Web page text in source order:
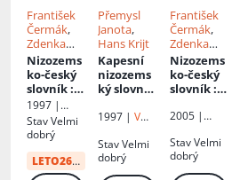
František
Čermák,
Zdenka
Hrnčířová
Nizozems
ko-český
slovník:
Nederlan
ds-
Tsjechisc
woordenb
oek
1997 |
Leda
StavVelmi
dobrý
LETO26od: 5 Kč
Přemysl
Janota,
Hans Krijt
Kapesní
nizozems
ký slovník
Tsjechisc
zakwoord
enboek
Nizozems
1997 |V
StavVelmi
dobrý
František
Čermák,
Zdenka
Hrnčířová
Nizozems
ko-český
slovník:
boek
ds
tsjechish
2005 |
StavVelmi
dobrý